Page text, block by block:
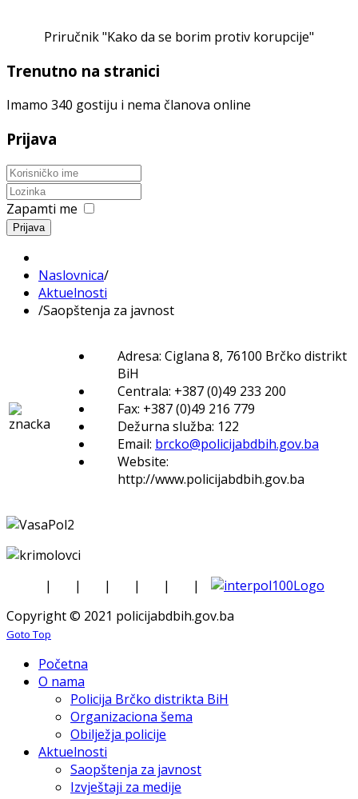
Priručnik "Kako da se borim protiv korupcije"
Trenutno na stranici
Imamo 340 gostiju i nema članova online
Prijava
Zapamti me
Prijava
Naslovnica/
Aktuelnosti
/Saopštenja za javnost
Adresa: Ciglana 8, 76100 Brčko distrikt
BiH
Centrala: +387 (0)49 233 200
Fax: +387 (0)49 216 779
Dežurna služba: 122
Email: brcko@policijabdbih.gov.ba
Website:
http://www.policijabdbih.gov.ba
| | | | |
|
Copyright © 2021 policijabdbih.gov.ba
Goto Top
Početna
O nama
Policija Brčko distrikta BiH
Organizaciona šema
Obilježja policije
Aktuelnosti
Saopštenja za javnost
Izvještaji za medije